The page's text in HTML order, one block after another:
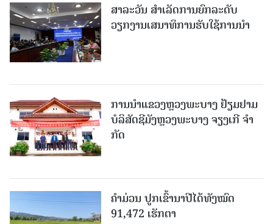
ສາລະວັນ ສໍາເລັດການຍົກລະດັບ
ວຽກງານເສນາທິການຮັບໃຊ້ການນໍາ
ການນຳແຂວງຫຼວງພະບາງ ຢ້ຽມ​ຢາມ
ບໍ​ລິ​ສັດຊີມັງຫຼວງພະບາງ ຈຽງເກີ ຈໍາ
ກັດ
ຄໍາມ່ວນ ປູກເຂົ້ານາປີໄດ້ທັງໝົດ
91,472 ເຮັກຕາ